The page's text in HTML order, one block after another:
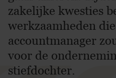
zakelijke kwesties
werkzaamheden
accountmanager
voor de
stiefdochter.